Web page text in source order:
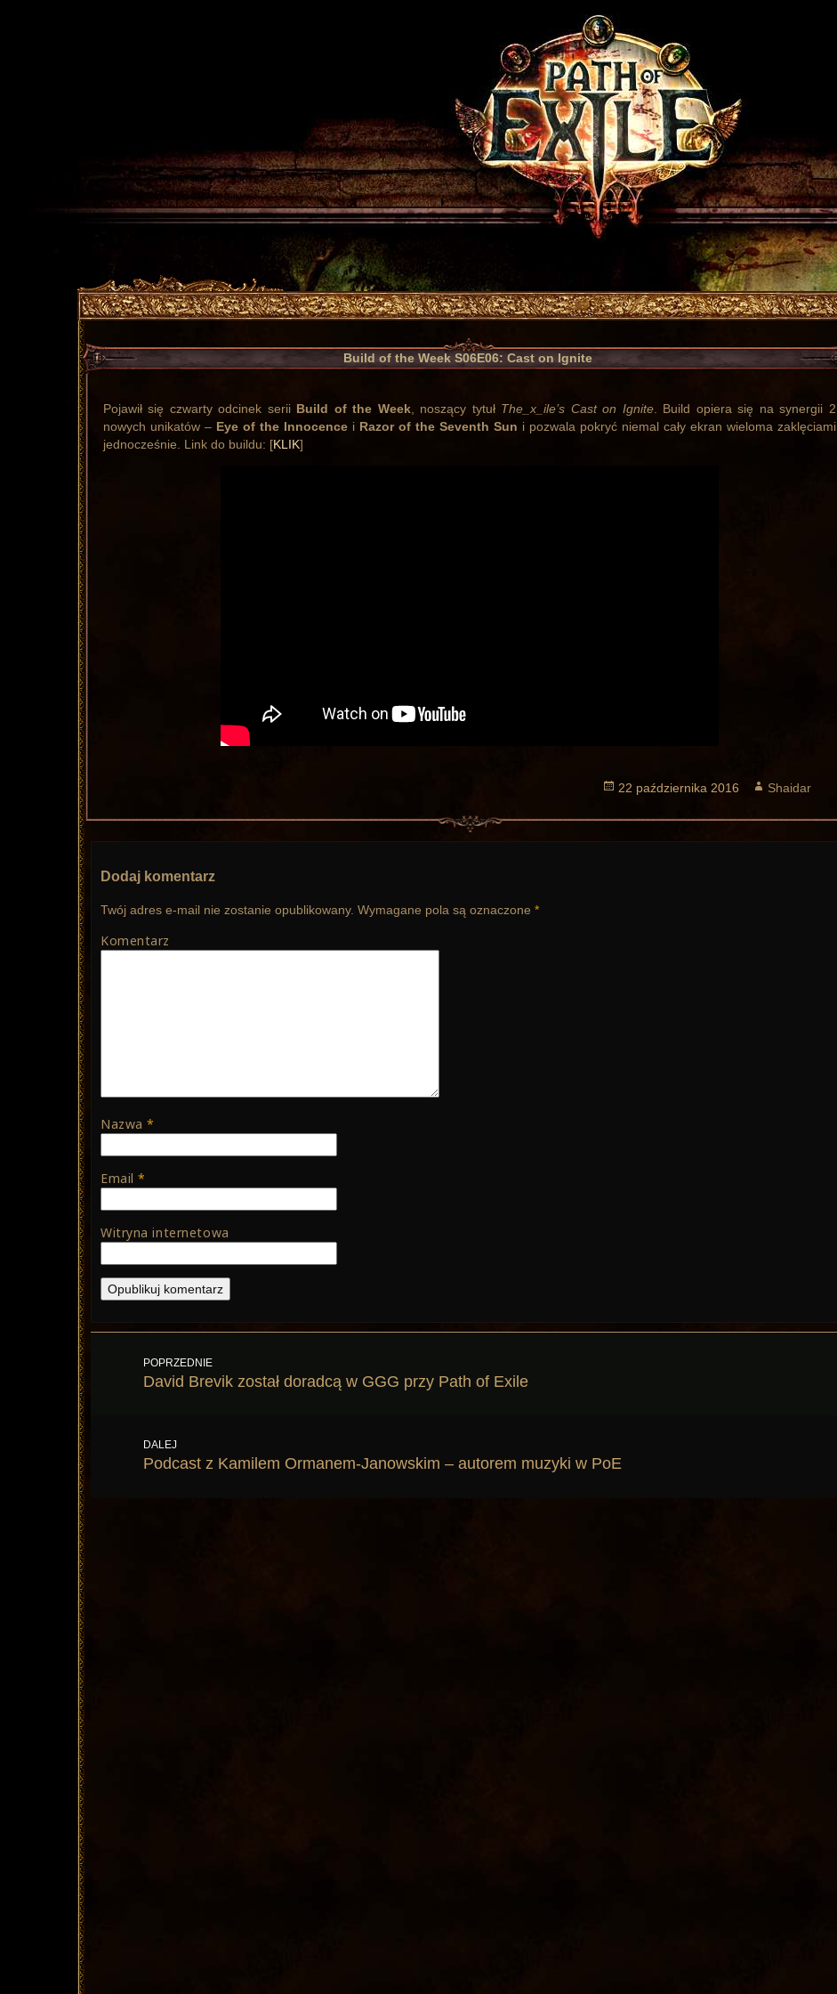
Build of the Week S06E06: Cast on Ignite
Pojawił się czwarty odcinek serii Build of the Week, noszący tytuł The_x_ile’s Cast on Ignite. Build opiera się na synergii 2
nowych unikatów – Eye of the Innocencei Razor of the Seventh Sun i pozwala pokryć niemal cały ekran wieloma zaklęciami
jednocześnie. Link do buildu: [KLIK]
Opublikowano
22 października 2016 Autor
Shaidar
Dodaj komentarz
Twój adres e-mail nie zostanie opublikowany. Wymagane pola są oznaczone *
Komentarz
Nazwa*
Email*
Witryna internetowa
POPRZEDNIE
Poprzedni
David Brevik został doradcą w GGG przy Path of Exile
DALEJ
Następny
Podcast z Kamilem Ormanem-Janowskim – autorem muzyki w PoE